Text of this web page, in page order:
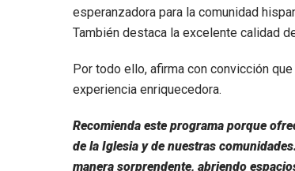
esperanzadora para la comunidad
También destaca la excelente calidad
Por todo ello, afirma con convicción
experiencia enriquecedora.
Recomienda este programa porque
de la Iglesia y de nuestras
manera sorprendente, abriendo